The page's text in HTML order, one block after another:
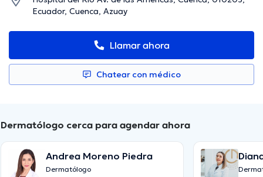
Ecuador, Cuenca, Azuay
Llamar ahora
Chatear con médico
Dermatólogo cerca para agendar ahora
Andrea Moreno Piedra
Dermatólogo